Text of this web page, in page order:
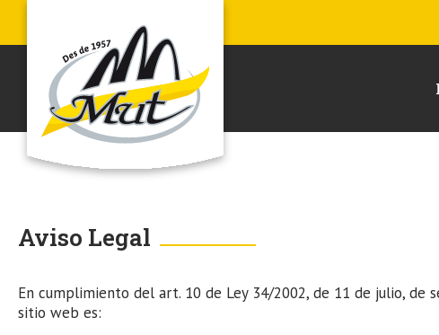
Aviso Legal
En cumplimiento del art. 10 de Ley 34/2002, de 11 de julio,
sitio web es: